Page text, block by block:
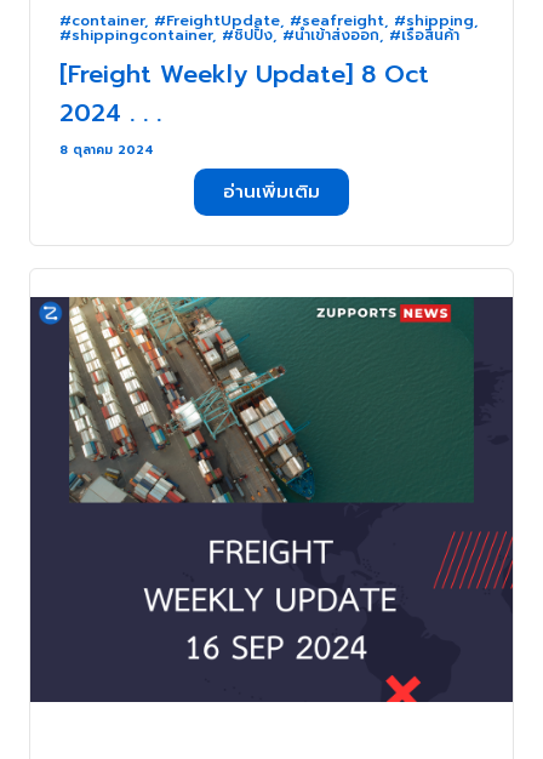
#container, #FreightUpdate, #seafreight, #shipping,
#shippingcontainer, #ชิปปิ้ง,#นำเข้าส่งออก,#เรือสินค้า
[Freight Weekly Update] 8 Oct
2024 . . .
8 ตุลาคม 2024
อ่านเพิ่มเติม